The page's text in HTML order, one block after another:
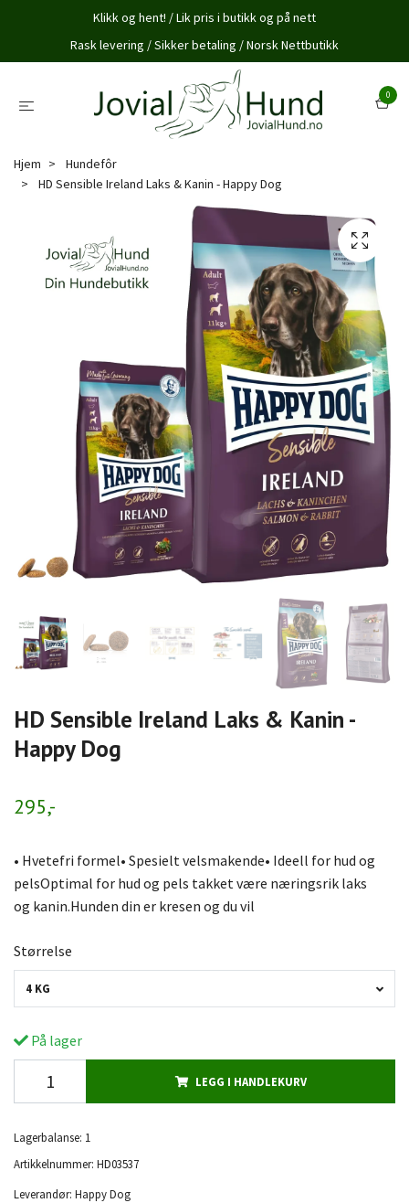
Klikk og hent! / Lik pris i butikk og på nett
Rask levering / Sikker betaling / Norsk Nettbutikk
0
Hjem
Hundefôr
HD Sensible Ireland Laks & Kanin - Happy Dog
HD Sensible Ireland Laks & Kanin -
Happy Dog
295,-
• Hvetefri formel• Spesielt velsmakende• Ideell for hud og
pelsOptimal for hud og pels takket være næringsrik laks
og kanin.Hunden din er kresen og du vil
Størrelse
4 KG
På lager
LEGG I HANDLEKURV
Lagerbalanse: 1
Artikkelnummer: HD03537
Leverandør: Happy Dog